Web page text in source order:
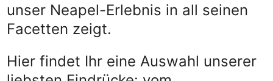
unser Neapel-Erlebnis in all seinen
Facetten zeigt.
Hier findet Ihr eine Auswahl unserer